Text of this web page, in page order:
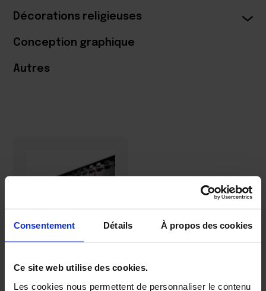
Consentement Détails À propos des cookies
Ce site web utilise des cookies.
Les cookies nous permettent de personnaliser le contenu
Décorations religieuses
Conception graphique
Autres
Rideau à
lanières
BANDES DE